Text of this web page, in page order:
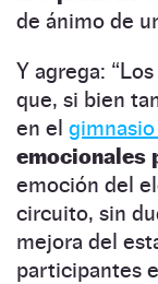
de ánimo de
Y agrega: “Los
que, si bien
en el gimnasio
emocionales
emoción del
circuito, sin
mejora del
participantes